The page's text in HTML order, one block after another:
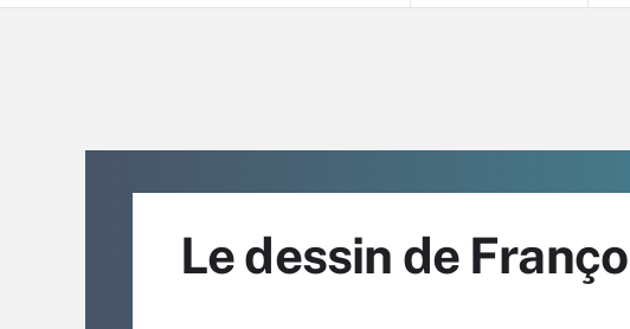
Le dessin de